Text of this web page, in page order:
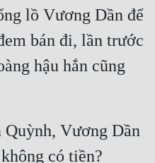
lồ Vương Dần để
bán đi, lần trước
hậu hắn cũng
Quỳnh, Vương Dần